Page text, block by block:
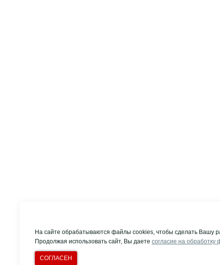
На сайте обрабатываются файлы cookies, чтобы сделать Вашу
Продолжая использовать сайт, Вы даете согласие на обработку
СОГЛАСЕН